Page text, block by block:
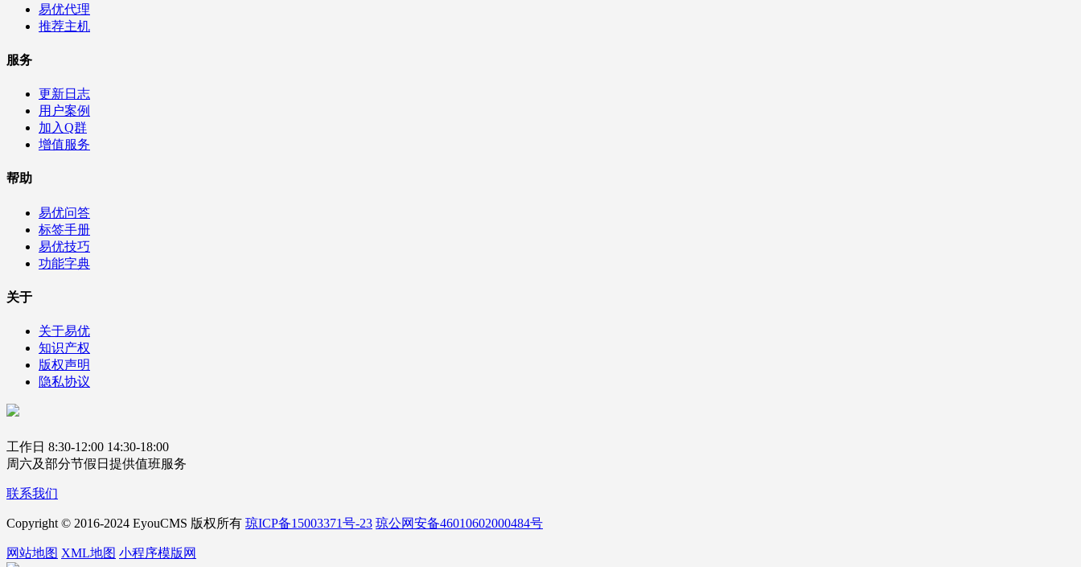
易优代理
推荐主机
服务
更新日志
用户案例
加入Q群
增值服务
帮助
易优问答
标签手册
易优技巧
功能字典
关于
关于易优
知识产权
版权声明
隐私协议
工作日 8:30-12:00 14:30-18:00
周六及部分节假日提供值班服务
联系我们
Copyright © 2016-2024 EyouCMS 版权所有 琼ICP备15003371号-23 琼公网安备46010602000484号
网站地图 XML地图 小程序模版网